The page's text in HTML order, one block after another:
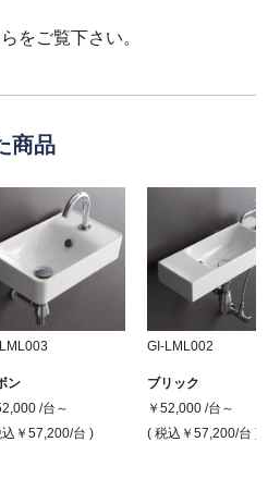
をご覧下さい。
商品
ン
/台～
込￥57,200/台 )
GI-LML002
ブリック
￥52,000 /台～
( 税込￥57,200/台 )